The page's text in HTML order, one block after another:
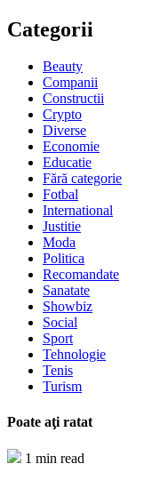
Categorii
Beauty
Companii
Constructii
Crypto
Diverse
Economie
Educatie
Fără categorie
Fotbal
International
Justitie
Moda
Politica
Recomandate
Sanatate
Showbiz
Social
Sport
Tehnologie
Tenis
Turism
Poate aţi ratat
1 min read